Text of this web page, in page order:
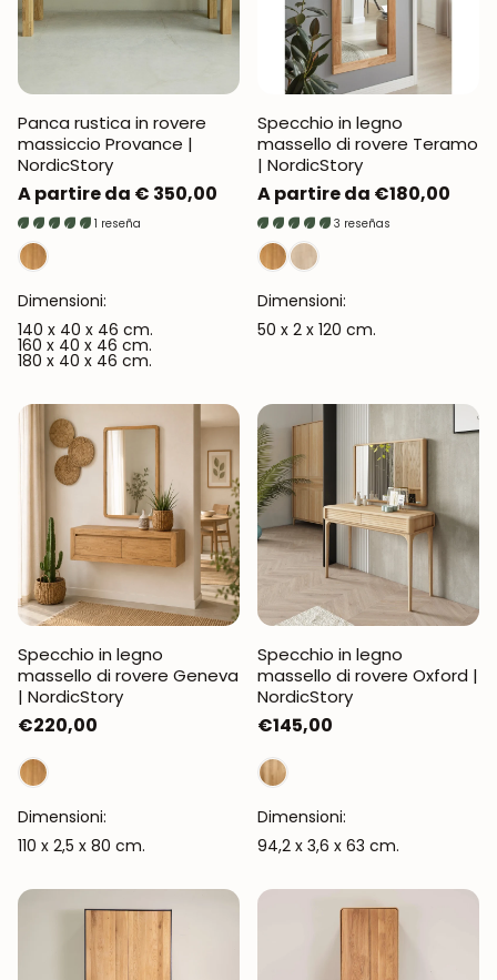
Panca rustica in rovere
massiccio Provance |
NordicStory
Prezzo
normale
A partire da € 350,00
1 reseña
Dimensioni:
140 x 40 x 46 cm.
160 x 40 x 46 cm.
180 x 40 x 46 cm.
Specchio in legno
massello di rovere Teramo
| NordicStory
Prezzo
normale
A partire da €180,00
3 reseñas
Dimensioni:
50 x 2 x 120 cm.
Specchio in legno
massello di rovere Geneva
| NordicStory
Prezzo
normale
€220,00
Dimensioni:
110 x 2,5 x 80 cm.
Specchio in legno
massello di rovere Oxford |
NordicStory
Prezzo
normale
€145,00
Dimensioni:
94,2 x 3,6 x 63 cm.